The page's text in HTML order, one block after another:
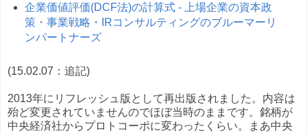
企業価値評価(DCF法)の計算式 - 上場企業の資本政
策・事業戦略・IRコンサルティングのブルーマーリ
ンパートナーズ
(15.02.07：追記)
2013年にリフレッシュ版として再出版されました。内容は
殆ど変更されていませんのでほぼ当時のままです。銘柄が
中央経済社からプロトコーポに変わったくらい。まあ中央